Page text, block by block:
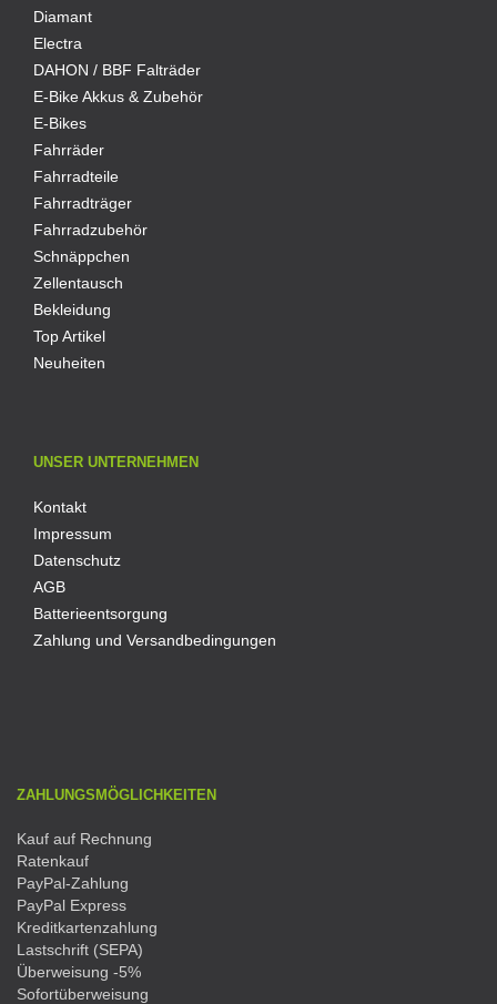
Diamant
Electra
DAHON / BBF Falträder
E-Bike Akkus & Zubehör
E-Bikes
Fahrräder
Fahrradteile
Fahrradträger
Fahrradzubehör
Schnäppchen
Zellentausch
Bekleidung
Top Artikel
Neuheiten
UNSER UNTERNEHMEN
Kontakt
Impressum
Datenschutz
AGB
Batterieentsorgung
Zahlung und Versandbedingungen
ZAHLUNGSMÖGLICHKEITEN
Kauf auf Rechnung
Ratenkauf
PayPal-Zahlung
PayPal Express
Kreditkartenzahlung
Lastschrift (SEPA)
Überweisung -5%
Sofortüberweisung